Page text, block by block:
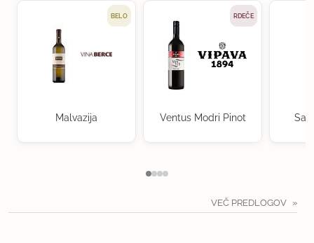
BELO
Malvazija
RDEČE
Ventus Modri Pinot
VEČ PREDLOGOV